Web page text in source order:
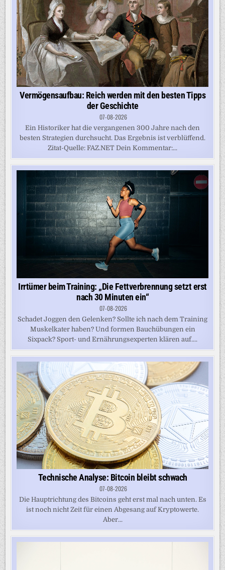
Vermögensaufbau: Reich werden mit den besten Tipps
der Geschichte
07-08-2026
Ein Historiker hat die vergangenen 300 Jahre nach den
besten Strategien durchsucht. Das Ergebnis ist verblüffend.
Zitat-Quelle: FAZ.NET Dein Kommentar:...
Irrtümer beim Training: „Die Fettverbrennung setzt erst
nach 30 Minuten ein“
07-08-2026
Schadet Joggen den Gelenken? Sollte ich nach dem Training
Muskelkater haben? Und formen Bauchübungen ein
Sixpack? Sport- und Ernährungsexperten klären auf....
Technische Analyse: Bitcoin bleibt schwach
07-08-2026
Die Haupt­richtung des Bitcoins geht erst mal nach unten. Es
ist noch nicht Zeit für einen Abgesang auf Kryptowerte.
Aber...